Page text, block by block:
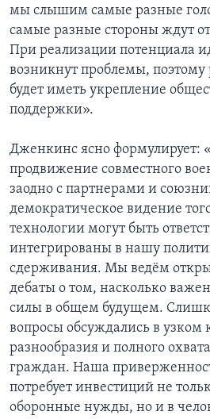
мы слышим самые разные
самые разные стороны ждут от
При реализации потенциала
возникнут проблемы,
будет иметь укрепление
поддержки».
Дженкинс ясно формулирует:
продвижение совместного
заодно с партнерами и
демократическое видение
технологии могут быть
интегрированы в нашу
сдерживания. Мы ведём
дебаты о том, насколько
силы в общем будущем.
вопросы обсуждались в узком
разнообразия и полного
граждан. Наша
потребует инвестиций не
оборонные нужды, но и в